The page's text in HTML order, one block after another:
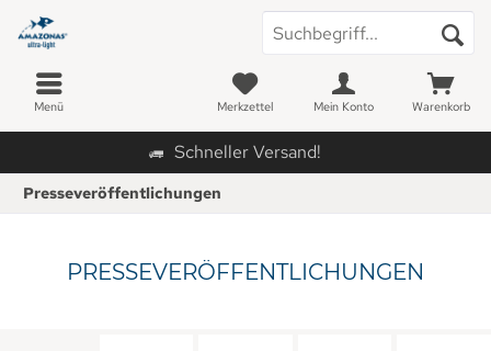
Schneller Versand!
Menü Warenkorb
Merkzettel Mein Konto
Presseveröffentlichungen
PRESSEVERÖFFENTLICHUNGEN